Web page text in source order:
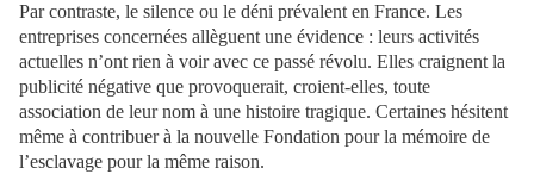
Par contraste, le silence ou le déni prévalent en France. Les
entreprises concernées allèguent une évidence : leurs activités
actuelles n’ont rien à voir avec ce passé révolu. Elles craignent la
publicité négative que provoquerait, croient-elles, toute
association de leur nom à une histoire tragique. Certaines hésitent
même à contribuer à la nouvelle Fondation pour la mémoire de
l’esclavage pour la même raison.